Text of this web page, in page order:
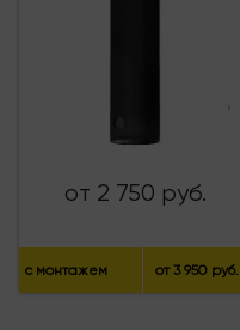
от 2 750 руб.
с монтажем от 3 950 руб.